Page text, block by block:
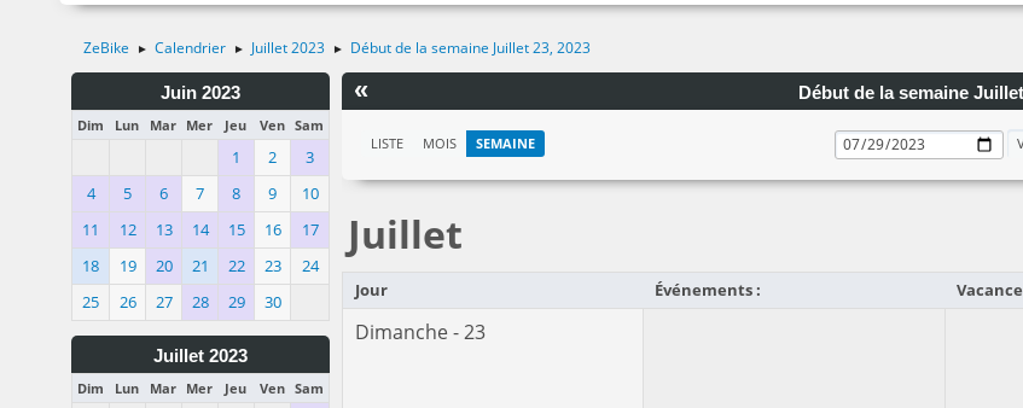
ZeBike ► Calendrier ► Juillet 2023 ► Début de la semaine Juillet 23, 2023
Juin 2023
Dim Lun Mar Mer Jeu Ven Sam
1 2
3
4
5 6 7 8 9
10
11
12 13 14 15 16
17
18
19 20 21 22 23
24
25
26 27 28 29 30
Juillet 2023
Dim Lun Mar Mer Jeu Ven Sam
« Début de la semaine
LISTE MOIS SEMAINE
Juillet
Jour Événements :
Dimanche - 23